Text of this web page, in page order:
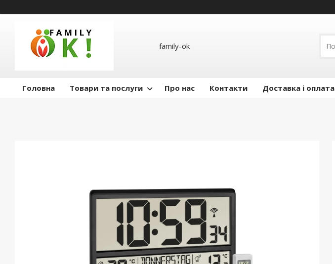
family-ok
Головна Товари та послуги Про нас Контакти Доставка і оплата